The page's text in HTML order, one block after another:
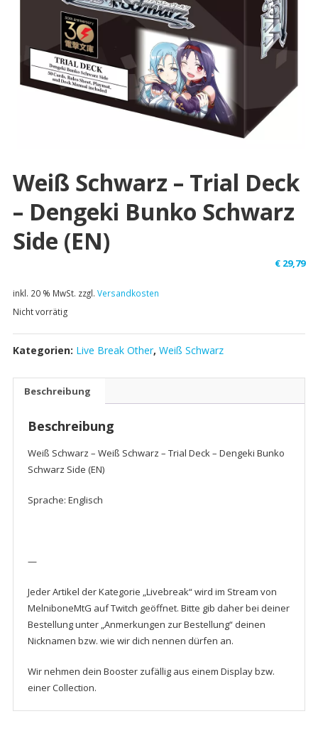
Weiß Schwarz – Trial Deck
– Dengeki Bunko Schwarz
Side (EN)
€ 29,79
inkl. 20 % MwSt. zzgl. Versandkosten
Nicht vorrätig
Kategorien: Live Break Other, Weiß Schwarz
Beschreibung
Beschreibung
Weiß Schwarz – Weiß Schwarz – Trial Deck – Dengeki Bunko
Schwarz Side (EN)
Sprache: Englisch
—
Jeder Artikel der Kategorie „Livebreak“ wird im Stream von
MelniboneMtG auf Twitch geöffnet. Bitte gib daher bei deiner
Bestellung unter „Anmerkungen zur Bestellung“ deinen
Nicknamen bzw. wie wir dich nennen dürfen an.
Wir nehmen dein Booster zufällig aus einem Display bzw.
einer Collection.